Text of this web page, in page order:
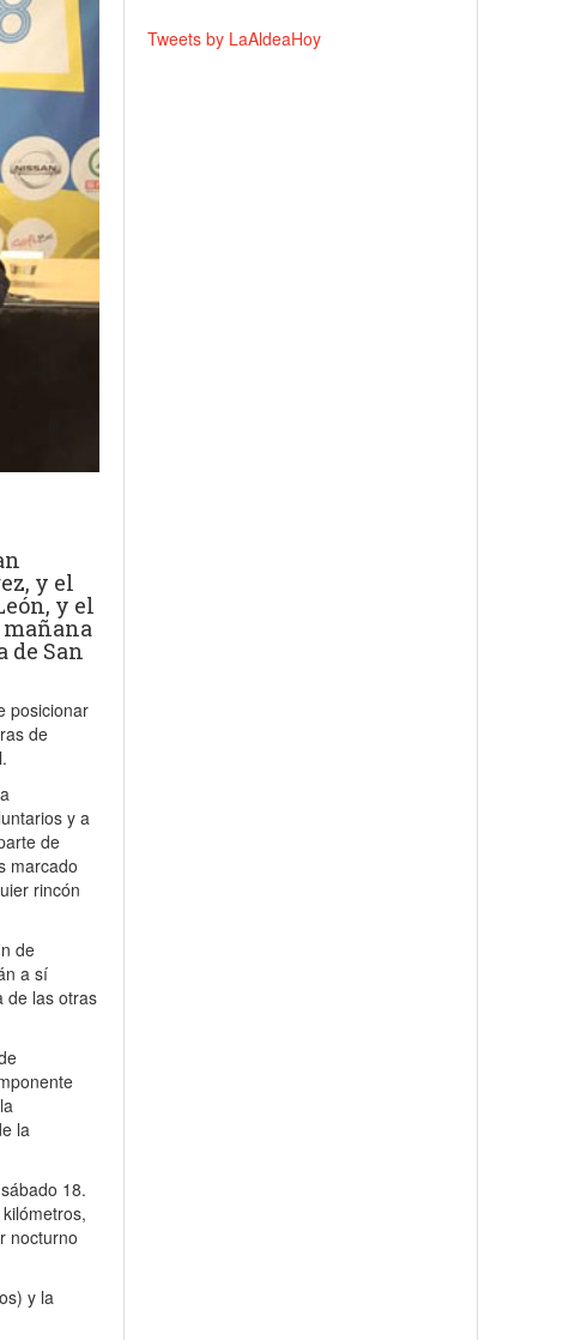
y el
y el
mañana
de San
posicionar
de
y a
de
marcado
rincón
de
a sí
de las otras
la
18.
nocturno
y la
Tweets by LaAldeaHoy